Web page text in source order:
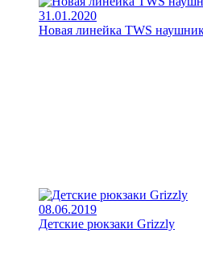
31.01.2020
Новая линейка TWS
08.06.2019
Детские рюкзаки Grizzly